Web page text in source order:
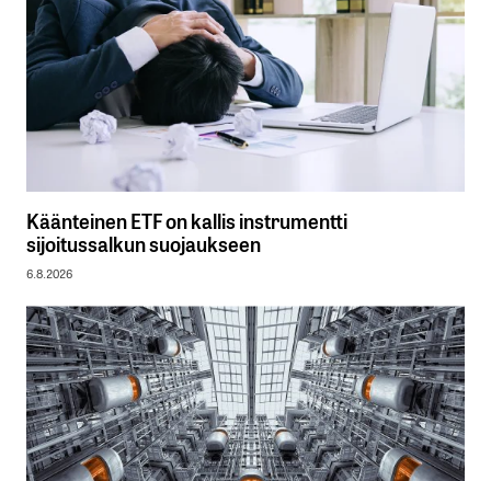
Käänteinen ETF on kallis instrumentti
sijoitussalkun suojaukseen
6.8.2026